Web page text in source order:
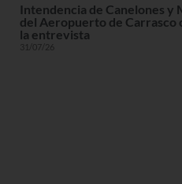
Intendencia de Canelones y
del Aeropuerto de Carrasco
la entrevista
31/07/26